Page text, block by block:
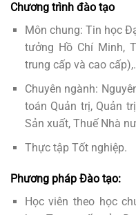
Chương trình đào tạo
Môn chung: Tin học
tưởng Hồ Chí Minh,
trung cấp và cao
Chuyên ngành:
toán Quản trị, Quản
Sản xuất, Thuế Nhà
Thực tập Tốt nghiệp.
Phương pháp Đào tạo:
Học viên theo học